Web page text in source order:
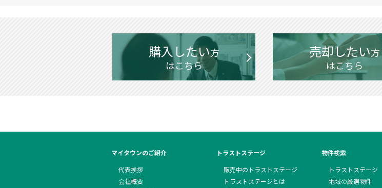
購入したい方
はこちら
売却したい方
はこちら
マイタウンのご紹介
代表挨拶
会社概要
トラストステージ
販売中のトラストステージ
トラストステージとは
物件検索
トラストステージ
地域の厳選物件